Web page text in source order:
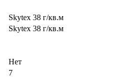
Skytex 38 г/кв.м
Skytex 38 г/кв.м
Нет
7